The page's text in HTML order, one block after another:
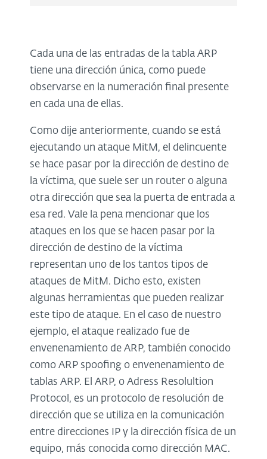
Cada una de las entradas de la tabla ARP
tiene una dirección única, como puede
observarse en la numeración final presente
en cada una de ellas.
Como dije anteriormente, cuando se está
ejecutando un ataque MitM, el delincuente
se hace pasar por la dirección de destino de
la víctima, que suele ser un router o alguna
otra dirección que sea la puerta de entrada a
esa red. Vale la pena mencionar que los
ataques en los que se hacen pasar por la
dirección de destino de la víctima
representan uno de los tantos tipos de
ataques de MitM. Dicho esto, existen
algunas herramientas que pueden realizar
este tipo de ataque. En el caso de nuestro
ejemplo, el ataque realizado fue de
envenenamiento de ARP, también conocido
como ARP spoofing o envenenamiento de
tablas ARP. El ARP, o Adress Resolultion
Protocol, es un protocolo de resolución de
dirección que se utiliza en la comunicación
entre direcciones IP y la dirección física de un
equipo, más conocida como dirección MAC.